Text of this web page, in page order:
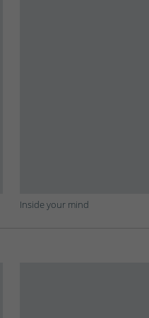
Inside your mind